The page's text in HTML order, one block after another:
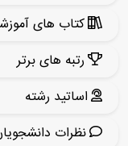
کتاب های
رتبه های برتر
اساتید رشته
نظرات